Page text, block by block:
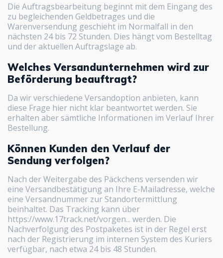
Die Auftragsbearbeitung beginnt mit dem Eingang des
zu begleichenden Geldbetrages und die
Warenversendung geschieht im Normalfall in den
nächsten 24 bis 72 Stunden. Dies hängt vom Bestelltag
und der aktuellen Auftragslage ab.
Welches Versandunternehmen wird zur
Beförderung beauftragt?
Da wir verschiedene Versandoption anbieten, kann
diese Frage hier nicht klar beantwortet werden. Sie
erhalten aber sämtliche Informationen im Verlauf Ihrer
Bestellung.
Können Kunden den Verlauf der
Sendung verfolgen?
Nach der Weitergabe des Päckchens versenden wir
eine Versandbestätigung an Ihre E-Mailadresse, welche
eine Versandnummer zur Standortermittlung
beinhaltet. Das Tracking kann über
https://www.17track.net/vorgen... werden. Die
Nachverfolgung des Postpaketes ist in der Regel erst
nach der Registrierung im internen System des Kuriers
verfügbar, nach etwa 24 bis 48 Stunden.